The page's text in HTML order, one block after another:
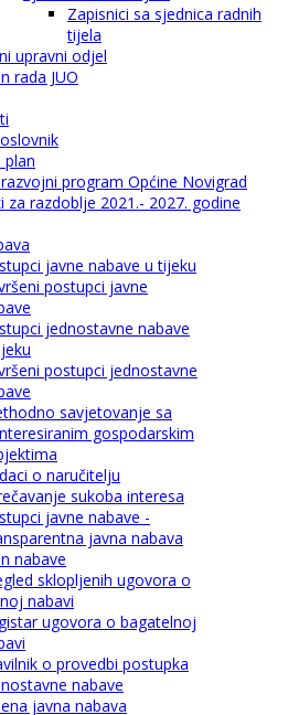
Zapisnici sa sjednica radnih
tijela
upravni odjel
rada JUO
plan
program Općine Novigrad
za razdoblje 2021.- 2027. godine
javne nabave u tijeku
postupci javne
jednostavne nabave
postupci jednostavne
savjetovanje sa
gospodarskim
o naručitelju
sukoba interesa
javne nabave -
javna nabava
nabave
sklopljenih ugovora o
nabavi
ugovora o bagatelnoj
o provedbi postupka
nabave
javna nabava